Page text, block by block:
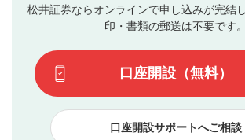
3
動画の評価
です）
評価およびコメントは当社にて審査のう
ます。掲載されるまでに日数がかかる場
てはお答えできません。各動画コンテン
て結果のご連絡といたします。ご了承く
下記の項目に該当すると判断された投稿
見合わせる場合がございます。
本動画コンテンツとは無関係の内
松井証券ならオンラインで申し込みが完結
印・書類の郵送は不要です。
口座開設（無料）
口座開設サポートへご相談